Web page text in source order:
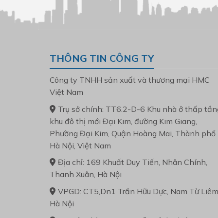
THÔNG TIN CÔNG TY
Công ty TNHH sản xuất và thương mại HMC
Việt Nam
Trụ sở chính: TT6.2-D-6 Khu nhà ở thấp
khu đô thị mới Đại Kim, đường Kim Giang,
Phường Đại Kim, Quận Hoàng Mai, Thành phố
Hà Nội, Việt Nam
Địa chỉ: 169 Khuất Duy Tiến, Nhân Chính,
Thanh Xuân, Hà Nội
VPGD: CT5,Dn1 Trần Hữu Dực, Nam Từ Liêm,
Hà Nội